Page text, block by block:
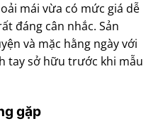
mái vừa có mức giá dễ
đáng cân nhắc. Sản
và mặc hằng ngày với
tay sở hữu trước khi mẫu
gặp